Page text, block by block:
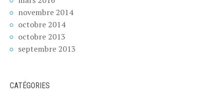
novembre 2014
octobre 2014
octobre 2013
septembre 2013
CATÉGORIES